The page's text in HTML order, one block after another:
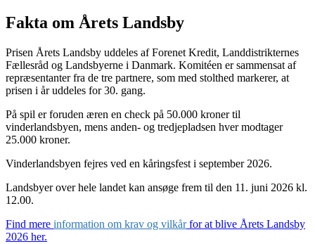
Fakta om Årets Landsby
Prisen Årets Landsby uddeles af Forenet Kredit, Landdistrikternes
Fællesråd og Landsbyerne i Danmark. Komitéen er sammensat af
repræsentanter fra de tre partnere, som med stolthed markerer, at
prisen i år uddeles for 30. gang.
På spil er foruden æren en check på 50.000 kroner til
vinderlandsbyen, mens anden- og tredjepladsen hver modtager
25.000 kroner.
Vinderlandsbyen fejres ved en kåringsfest i september 2026.
Landsbyer over hele landet kan ansøge frem til den 11. juni 2026 kl.
12.00.
Find mere information om krav og vilkårfor at blive Årets Landsby
2026 her.